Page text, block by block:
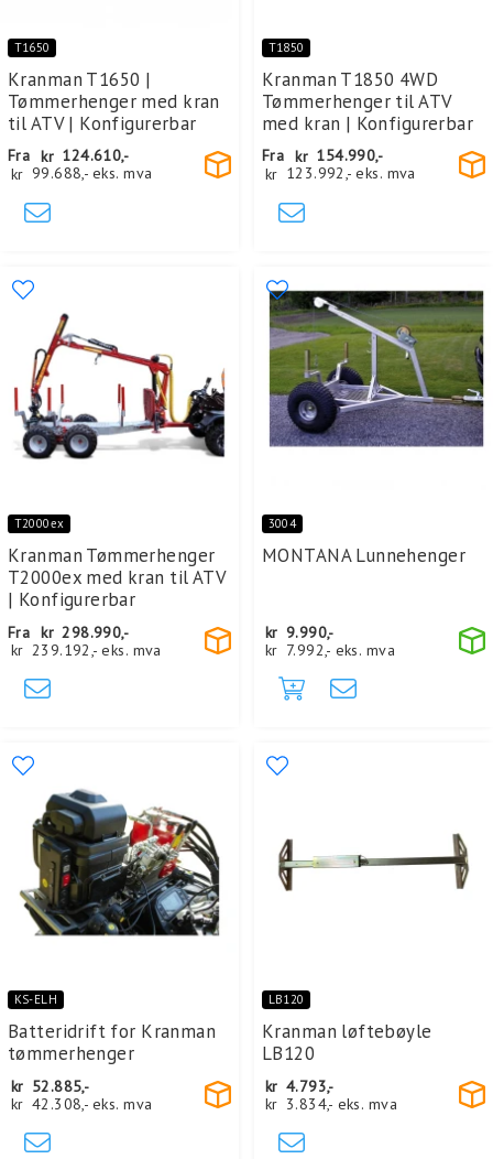
T1650
Kranman T1650 |
Tømmerhenger med kran
til ATV | Konfigurerbar
Fra kr 124.610,-
kr 99.688,- eks. mva
T1850
Kranman T1850 4WD
Tømmerhenger til ATV
med kran | Konfigurerbar
Fra kr 154.990,-
kr 123.992,- eks. mva
T2000ex
Kranman Tømmerhenger
T2000ex med kran til ATV
| Konfigurerbar
Fra kr 298.990,-
kr 239.192,- eks. mva
3004
MONTANA Lunnehenger
kr 9.990,-
kr 7.992,- eks. mva
KS-ELH
Batteridrift for Kranman
tømmerhenger
kr 52.885,-
kr 42.308,- eks. mva
LB120
Kranman løftebøyle
LB120
kr 4.793,-
kr 3.834,- eks. mva